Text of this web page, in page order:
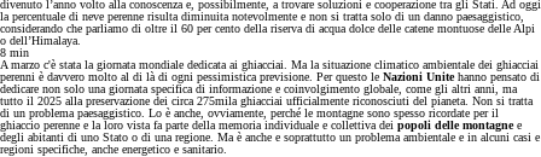
divenuto l’anno volto alla conoscenza e, possibilmente, a trovare soluzioni e cooperazione tra gli Stati. Ad oggi
la percentuale di neve perenne risulta diminuita notevolmente e non si tratta solo di un danno paesaggistico,
considerando che parliamo di oltre il 60 per cento della riserva di acqua dolce delle catene montuose delle Alpi
o dell’Himalaya.
8 min
A marzo c'è stata la giornata mondiale dedicata ai ghiacciai. Ma la situazione climatico ambientale dei ghiacciai
perenni è davvero molto al di là di ogni pessimistica previsione. Per questo le Nazioni Unitehanno pensato di
dedicare non solo una giornata specifica di informazione e coinvolgimento globale, come gli altri anni, ma
tutto il 2025 alla preservazione dei circa 275mila ghiacciai ufficialmente riconosciuti del pianeta. Non si tratta
di un problema paesaggistico. Lo è anche, ovviamente, perché le montagne sono spesso ricordate per il
ghiaccio perenne e la loro vista fa parte della memoria individuale e collettiva dei popoli delle montagnee
degli abitanti di uno Stato o di una regione. Ma è anche e soprattutto un problema ambientale e in alcuni casi e
regioni specifiche, anche energetico e sanitario.